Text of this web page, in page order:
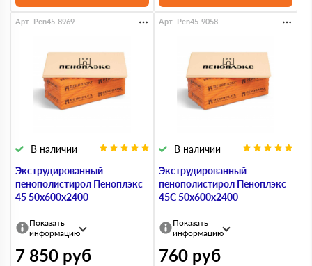
Экструдированный
пенополистирол Пеноплэкс
45 50х600х2400
В наличии
Арт. Pen45-8969
Показать
информацию
7 850 руб
Экструдированный
пенополистирол Пеноплэкс
45С 50х600х2400
В наличии
Арт. Pen45-9058
Показать
информацию
760 руб